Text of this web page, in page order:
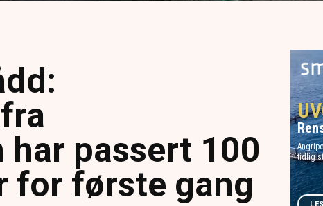
passert 100
for første gang